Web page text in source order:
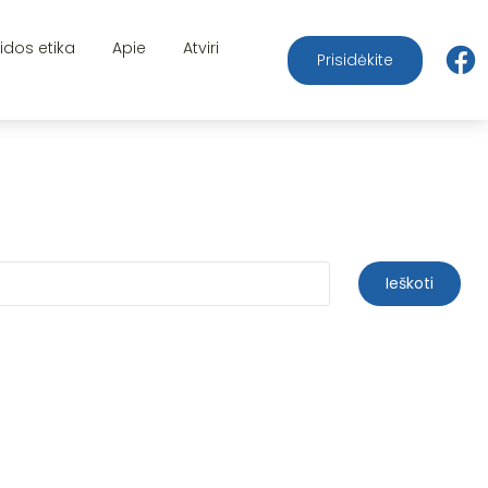
etika Apie Atviri
Prisidėkite
Ieškoti